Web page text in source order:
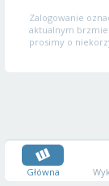
Zalogowanie
aktualnym
prosimy o
Główna